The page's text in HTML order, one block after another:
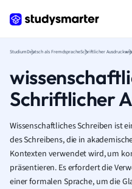
StudiumDeutsch als FremdspracheSchriftlicher Ausdruck
Schriftlicher
Wissenschaftliches Schreiben ist
des Schreibens, die in
Kontexten verwendet wird, um
präsentieren. Es erfordert die
einer formalen Sprache, um die